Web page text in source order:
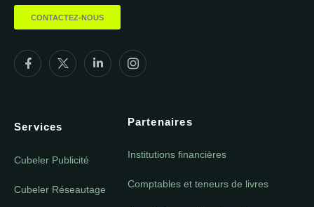
CONTACTEZ-NOUS
Services
Cubeler Publicité
Cubeler Réseautage
Partenaires
Institutions financières
Comptables et teneurs de livres